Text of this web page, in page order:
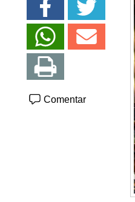
Comentar